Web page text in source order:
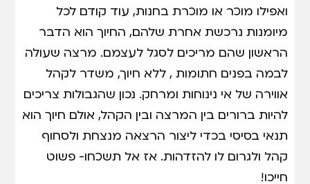
ואפילו מוכר או מוכרת בחנות, עוד קודם לכל
מיומנות נרכשת אחרת שלהם, החיוך הוא הדבר
הראשון שהם מריכים לסגל לעצמם. מרצה שעולה
לבמה בפנים חתומות , ללא חיוך, משדר לקהל
אווירה של אי נינוחות ומרחק. נכון שהגבולות צריכים
להיות ברורים בין המרצה ובין הקהל, אולם חיוך הוא
תנאי בסיסי בכדי ליצור הרצאה מנצחת ולסחוף
קהל ולגרום לו להזדהות. אז אל תשכחו- פשוט
חייכו!